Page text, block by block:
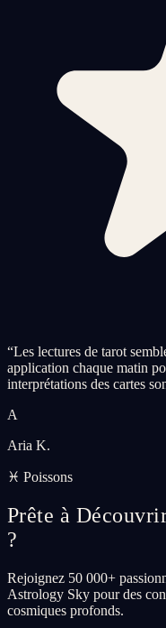
“Les lectures de tarot
application chaque matin
interprétations des cartes
A
Aria K.
♓ Poissons
Prête à
?
Rejoignez 50 000+
Astrology Sky pour des
cosmiques profonds.